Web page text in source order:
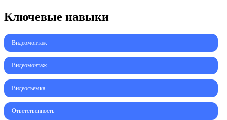
Ключевые навыки
Видеомонтаж
Видеомонтаж
Видеосъемка
Ответственность